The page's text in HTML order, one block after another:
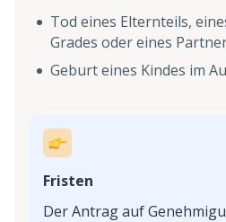
Tod eines Elternteils,
Grades oder eines
Geburt eines Kindes im
Fristen
Der Antrag auf